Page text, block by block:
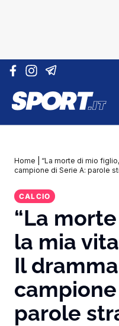
Vai al contenuto
Home
“La morte di mio
campione di Serie A: parole
CALCIO
“La
la mia
Il
campione
parole